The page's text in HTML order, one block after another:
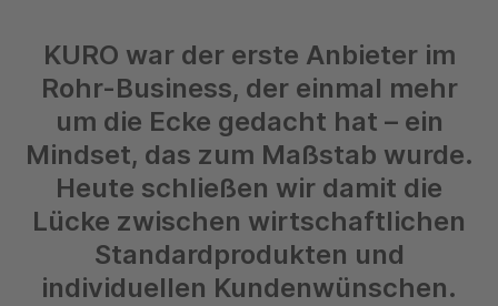
KURO war der erste Anbieter im
Rohr-Business, der einmal mehr
um die Ecke gedacht hat – ein
Mindset, das zum Maßstab wurde.
Heute schließen wir damit die
Lücke zwischen wirtschaftlichen
Standardprodukten und
individuellen Kundenwünschen.